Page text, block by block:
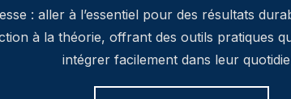
: aller à l’essentiel pour des résultats
à la théorie, offrant des outils pratiques
intégrer facilement dans leur